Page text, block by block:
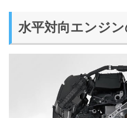
水平対向エンジ